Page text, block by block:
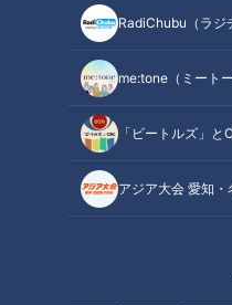
RadiChubu（ラジ
me:tone（ミートー
「ビートルズ」と
アジア大会 愛知・
フランス人は菓子店「シャトレ
ーゼ」の店名に顔を赤らめる？